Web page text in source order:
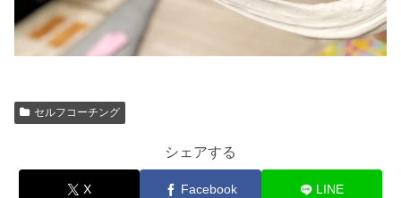
セルフコーチング
シェアする
X Facebook LINE